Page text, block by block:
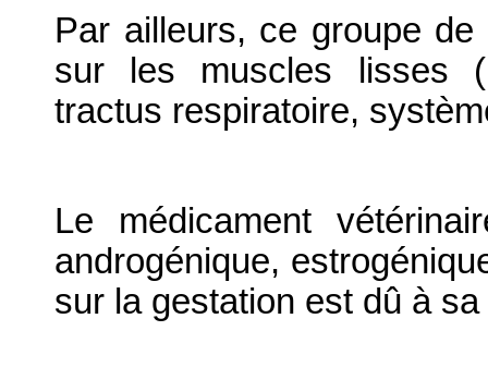
Par ailleurs, ce groupe
sur les muscles lisses
tractus respiratoire,
Le médicament
androgénique,
sur la gestation est dû à